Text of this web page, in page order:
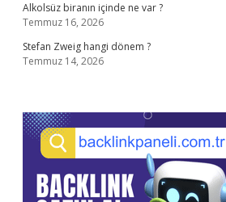
Alkolsüz biranın içinde ne var ?
Temmuz 16, 2026
Stefan Zweig hangi dönem ?
Temmuz 14, 2026